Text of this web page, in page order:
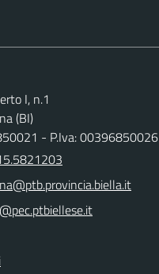
I, n.1
(BI)
- P.Iva: 00396850026